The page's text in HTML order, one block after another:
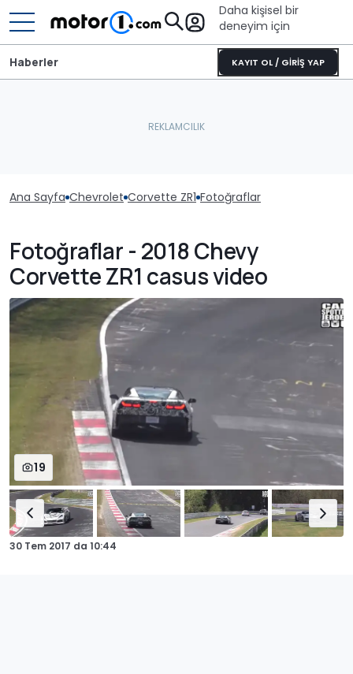
Daha kişisel bir
deneyim için
KAYIT OL / GİRİŞ YAP
Haberler
Ana Sayfa Chevrolet Corvette ZR1 Fotoğraflar
Fotoğraflar - 2018 Chevy
Corvette ZR1 casus video
19
30 Tem 2017 da 10:44